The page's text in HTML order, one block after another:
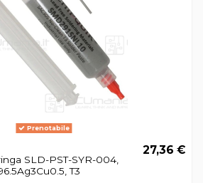
Prenotabile
SLD-PST-SYR-004,
T3
27,36 €